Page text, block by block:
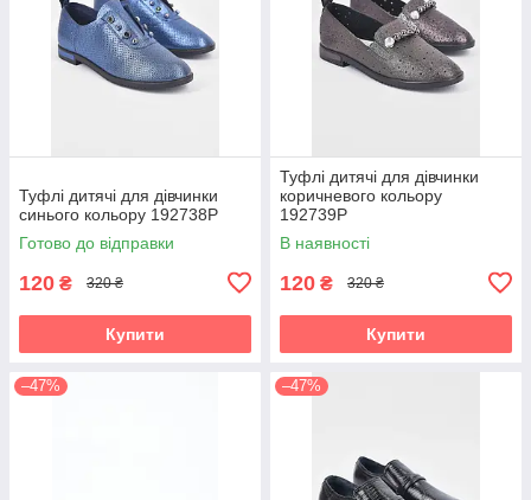
Туфлі дитячі для дівчинки
синього кольору 192738P
Готово до відправки
120 ₴ 320 ₴
Купити
Туфлі дитячі для дівчинки
коричневого кольору
192739P
В наявності
120 ₴ 320 ₴
Купити
–47% –47%